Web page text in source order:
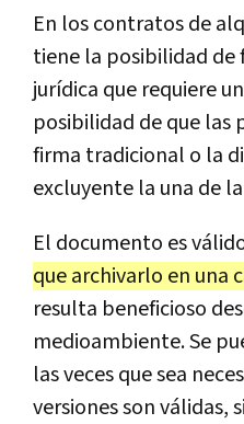
En los contratos de
tiene la posibilidad de
jurídica que requiere
posibilidad de que
firma tradicional o la
excluyente la una de
El documento es
que archivarlo en una
resulta beneficioso
medioambiente. Se
las veces que sea
versiones son válidas,